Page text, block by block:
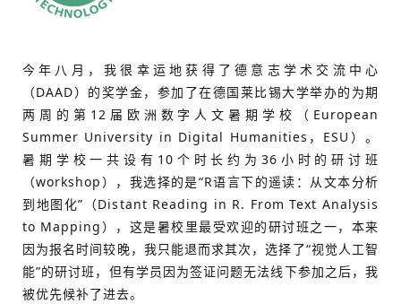
今年八月，我很幸运地获得了德意志学术交流中心
（DAAD）的奖学金，参加了在德国莱比锡大学举办的为期
两周的第12届欧洲数字人文暑期学校（European
Summer University in Digital Humanities，ESU）。
暑期学校一共设有10个时长约为36小时的研讨班
（workshop），我选择的是“R语言下的遥读：从文本分析
到地图化”（Distant Reading in R. From Text Analysis
to Mapping），这是暑校里最受欢迎的研讨班之一，本来
因为报名时间较晚，我只能退而求其次，选择了“视觉人工智
能”的研讨班，但有学员因为签证问题无法线下参加之后，我
被优先候补了进去。